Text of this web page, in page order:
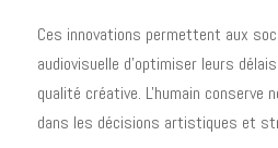
Ces innovations permettent aux
audiovisuelle d'optimiser leurs
qualité créative. L'humain conserve
dans les décisions artistiques et